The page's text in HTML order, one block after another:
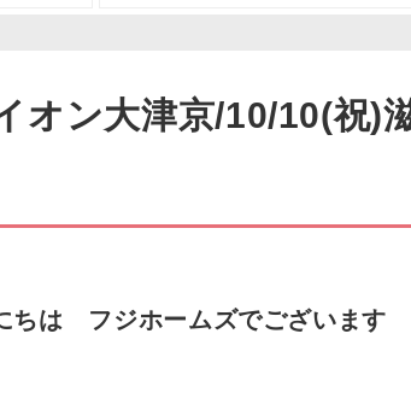
オン大津京/10/10(祝)
ちは フジホームズでございます